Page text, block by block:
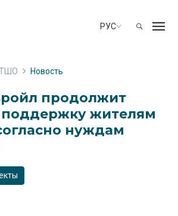
РУС
ТШО Новость
продолжит
поддержку жителям
нуждам